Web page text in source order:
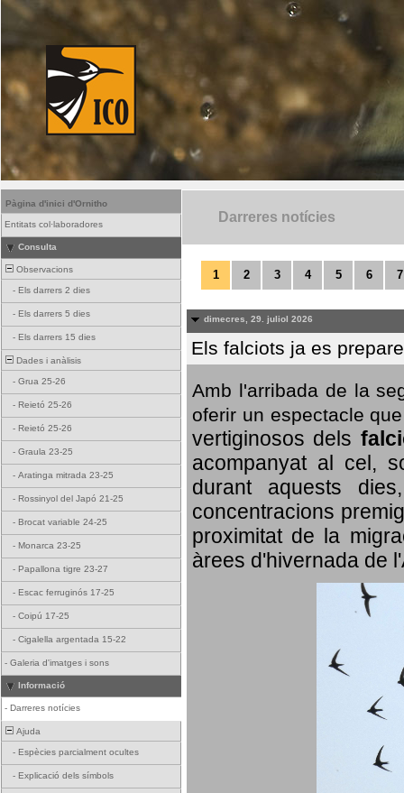
Pàgina d'inici d'Ornitho
Entitats col·laboradores
Consulta
Observacions
- Els darrers 2 dies
- Els darrers 5 dies
- Els darrers 15 dies
Dades i anàlisis
- Grua 25-26
- Reietó 25-26
- Reietó 25-26
- Graula 23-25
- Aratinga mitrada 23-25
- Rossinyol del Japó 21-25
- Brocat variable 24-25
- Monarca 23-25
- Papallona tigre 23-27
- Escac ferruginós 17-25
- Coipú 17-25
- Cigalella argentada 15-22
- Galeria d'imatges i sons
Informació
- Darreres notícies
Ajuda
- Espècies parcialment ocultes
- Explicació dels símbols
Darreres notícies
1 2 3 4 5 6 7
dimecres, 29. juliol 2026
Els falciots ja es
Amb l'arribada de la
oferir un espectacle
vertiginosos dels
acompanyat al cel,
durant aquests
concentracions
proximitat de la
àrees d'hivernada de